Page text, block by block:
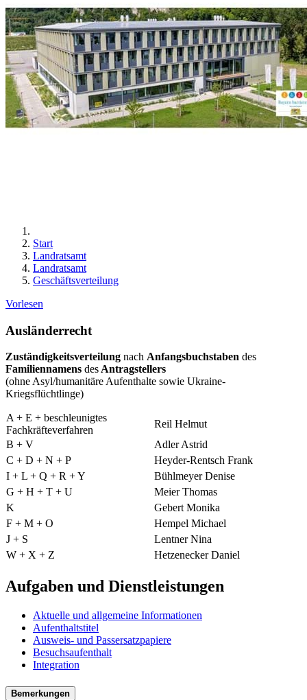
Start
Landratsamt
Landratsamt
Geschäftsverteilung
Vorlesen
Ausländerrecht
Zuständigkeitsverteilung nach Anfangsbuchstaben des
Familiennamens desAntragstellers
(ohne Asyl/humanitäre Aufenthalte sowie Ukraine-
Kriegsflüchtlinge)
A + E + beschleunigtes
Fachkräfteverfahren
Reil Helmut
B + V
Adler Astrid
C + D + N + P
Heyder-Rentsch Frank
I + L + Q + R + Y
Bühlmeyer Denise
G + H + T + U
Meier Thomas
K
Gebert Monika
F + M + O
Hempel Michael
J + S
Lentner Nina
W + X + Z
Hetzenecker Daniel
Aufgaben und Dienstleistungen
Aktuelle und allgemeine Informationen
Aufenthaltstitel
Ausweis- und Passersatzpapiere
Besuchsaufenthalt
Integration
Bemerkungen